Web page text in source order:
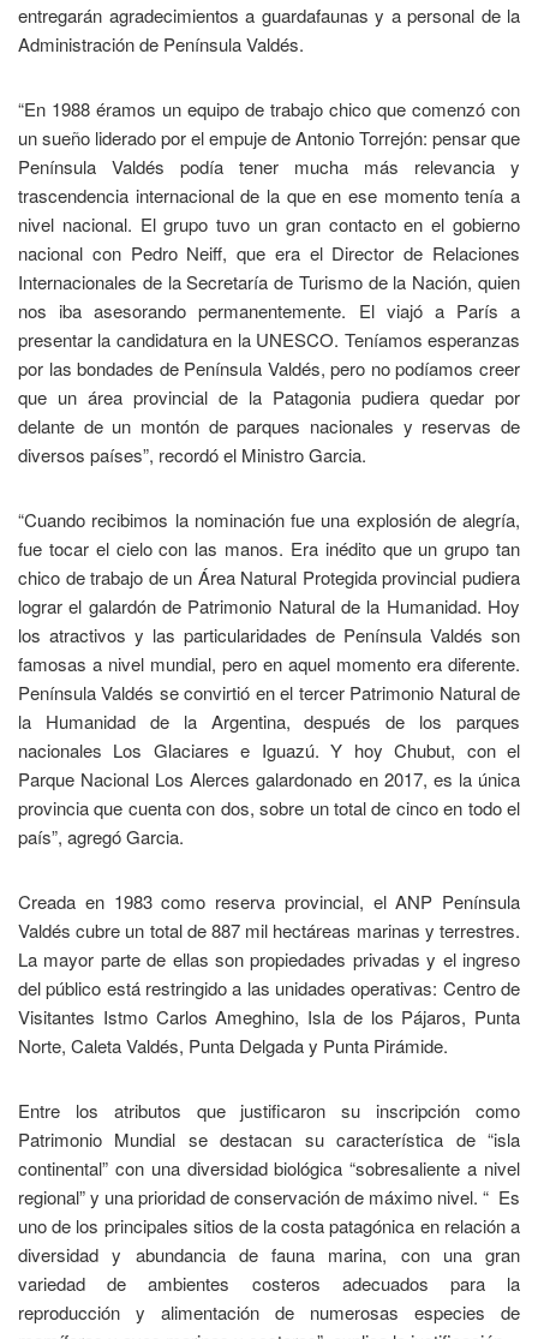
entregarán agradecimientos a guardafaunas y a personal de la
Administración de Península Valdés.
“En 1988 éramos un equipo de trabajo chico que comenzó con
un sueño liderado por el empuje de Antonio Torrejón: pensar que
Península Valdés podía tener mucha más relevancia y
trascendencia internacional de la que en ese momento tenía a
nivel nacional. El grupo tuvo un gran contacto en el gobierno
nacional con Pedro Neiff, que era el Director de Relaciones
Internacionales de la Secretaría de Turismo de la Nación, quien
nos iba asesorando permanentemente. El viajó a París a
presentar la candidatura en la UNESCO. Teníamos esperanzas
por las bondades de Península Valdés, pero no podíamos creer
que un área provincial de la Patagonia pudiera quedar por
delante de un montón de parques nacionales y reservas de
diversos países”, recordó el Ministro Garcia.
“Cuando recibimos la nominación fue una explosión de alegría,
fue tocar el cielo con las manos. Era inédito que un grupo tan
chico de trabajo de un Área Natural Protegida provincial pudiera
lograr el galardón de Patrimonio Natural de la Humanidad. Hoy
los atractivos y las particularidades de Península Valdés son
famosas a nivel mundial, pero en aquel momento era diferente.
Península Valdés se convirtió en el tercer Patrimonio Natural de
la Humanidad de la Argentina, después de los parques
nacionales Los Glaciares e Iguazú. Y hoy Chubut, con el
Parque Nacional Los Alerces galardonado en 2017, es la única
provincia que cuenta con dos, sobre un total de cinco en todo el
país”, agregó Garcia.
Creada en 1983 como reserva provincial, el ANP Península
Valdés cubre un total de 887 mil hectáreas marinas y terrestres.
La mayor parte de ellas son propiedades privadas y el ingreso
del público está restringido a las unidades operativas: Centro de
Visitantes Istmo Carlos Ameghino, Isla de los Pájaros, Punta
Norte, Caleta Valdés, Punta Delgada y Punta Pirámide.
Entre los atributos que justificaron su inscripción como
Patrimonio Mundial se destacan su característica de “isla
continental” con una diversidad biológica “sobresaliente a nivel
regional” y una prioridad de conservación de máximo nivel. “ Es
uno de los principales sitios de la costa patagónica en relación a
diversidad y abundancia de fauna marina, con una gran
variedad de ambientes costeros adecuados para la
reproducción y alimentación de numerosas especies de